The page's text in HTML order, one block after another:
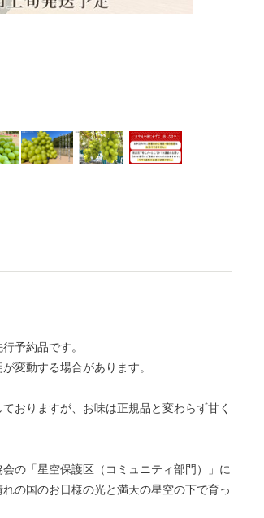
予約品です。
変動する場合があります。
おりますが、お味は正規品と変わらず甘く
の「星空保護区（コミュニティ部門）」に
の国のお日様の光と満天の星空の下で育っ